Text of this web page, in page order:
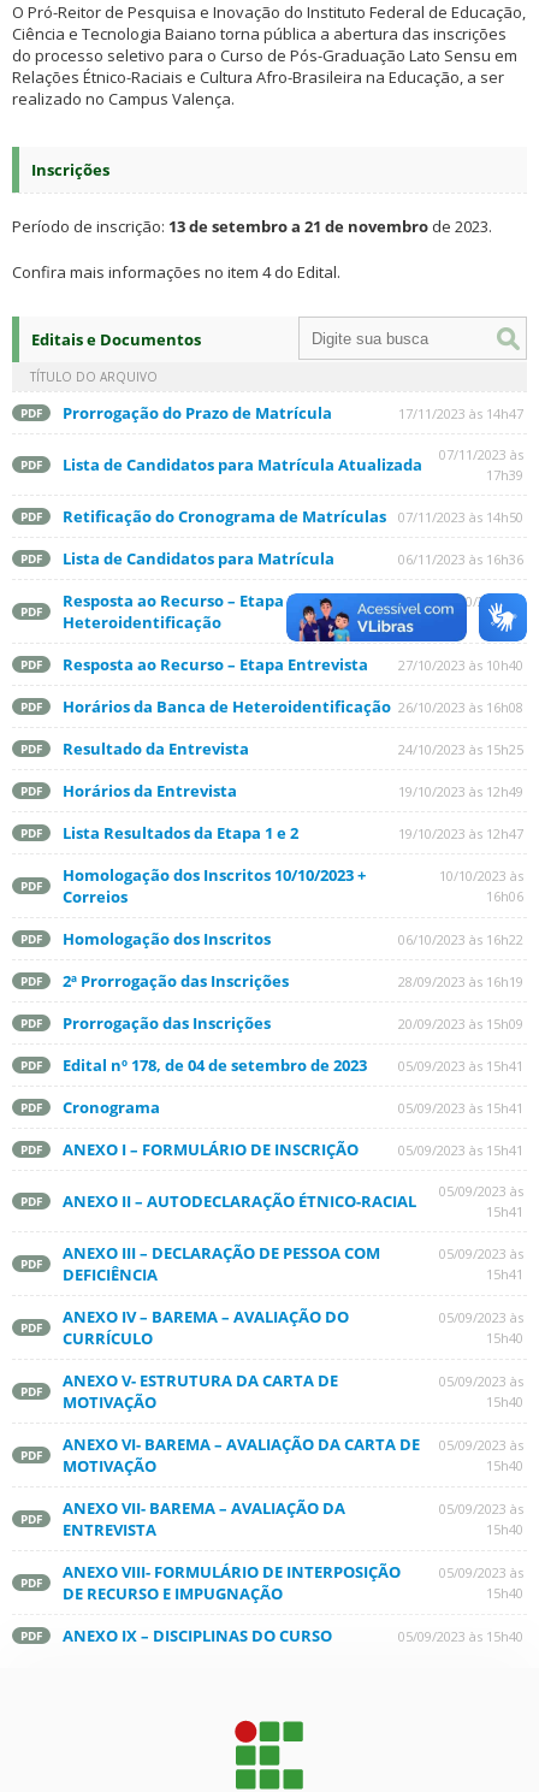
O Pró-Reitor de Pesquisa e Inovação do Instituto Federal de Educação,
Ciência e Tecnologia Baiano torna pública a abertura das inscrições
do processo seletivo para o Curso de Pós-Graduação Lato Sensu em
Relações Étnico-Raciais e Cultura Afro-Brasileira na Educação, a ser
realizado no Campus Valença.
Inscrições
Período de inscrição: 13 de setembro a 21 de novembro de 2023.
Confira mais informações no item 4 do Edital.
Editais e Documentos
TÍTULO DO ARQUIVO
PDF Prorrogação do Prazo de Matrícula 17/11/2023 às 14h47
PDF Lista de Candidatos para Matrícula Atualizada
07/11/2023 às
17h39
PDF Retificação do Cronograma de Matrículas 07/11/2023 às 14h50
PDF Lista de Candidatos para Matrícula 06/11/2023 às 16h36
PDF
Resposta ao Recurso – Etapa Banca de
Heteroidentificação
31/10/2023 às
15h02
PDF Resposta ao Recurso – Etapa Entrevista 27/10/2023 às 10h40
PDF Horários da Banca de Heteroidentificação 26/10/2023 às 16h08
PDF Resultado da Entrevista 24/10/2023 às 15h25
PDF Horários da Entrevista 19/10/2023 às 12h49
PDF Lista Resultados da Etapa 1 e 2 19/10/2023 às 12h47
PDF
Homologação dos Inscritos 10/10/2023 +
Correios
10/10/2023 às
16h06
PDF Homologação dos Inscritos 06/10/2023 às 16h22
PDF 2ª Prorrogação das Inscrições 28/09/2023 às 16h19
PDF Prorrogação das Inscrições 20/09/2023 às 15h09
PDF Edital nº 178, de 04 de setembro de 2023 05/09/2023 às 15h41
PDF Cronograma 05/09/2023 às 15h41
PDF ANEXO I – FORMULÁRIO DE INSCRIÇÃO 05/09/2023 às 15h41
PDF ANEXO II – AUTODECLARAÇÃO ÉTNICO-RACIAL
05/09/2023 às
15h41
PDF
ANEXO III – DECLARAÇÃO DE PESSOA COM
DEFICIÊNCIA
05/09/2023 às
15h41
PDF
ANEXO IV – BAREMA – AVALIAÇÃO DO
CURRÍCULO
05/09/2023 às
15h40
PDF
ANEXO V- ESTRUTURA DA CARTA DE
MOTIVAÇÃO
05/09/2023 às
15h40
PDF
ANEXO VI- BAREMA – AVALIAÇÃO DA CARTA DE
MOTIVAÇÃO
05/09/2023 às
15h40
PDF
ANEXO VII- BAREMA – AVALIAÇÃO DA
ENTREVISTA
05/09/2023 às
15h40
PDF
ANEXO VIII- FORMULÁRIO DE INTERPOSIÇÃO
DE RECURSO E IMPUGNAÇÃO
05/09/2023 às
15h40
PDF ANEXO IX – DISCIPLINAS DO CURSO 05/09/2023 às 15h40